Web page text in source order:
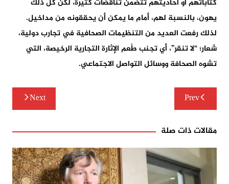
كتاباتهم أو احاديثهم تتضمن تناقضات كثيرة، لكن كل ذلك
يهون، بالنسبة لهم، أمام ما يمكن أن يحققونه من مداخيل.
لذلك رفعت العديد من التنظيمات الصحافية في تجارب دولية،
شعار؛ “لا تنقر”، أي تجنب طُعم الإثارة التجارية الرخيصة، التي
تشوه الصحافة ووسائل التواصل الاجتماعي.
تصفّح
المقالات
Prev
Next
مقالات ذات صلة